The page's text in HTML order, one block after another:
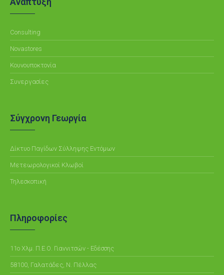
Consulting
Novastores
Κουνουποκτονία
Συνεργασίες
Σύγχρονη Γεωργία
Δίκτυο Παγίδων Σύλληψης Εντόμων
Μετεωρολογικοί Κλωβοί
Τηλεσκοπική
Πληροφορίες
11ο Χλμ. Π.Ε.Ο. Γιαννιτσών - Εδέσσης
58100, Γαλατάδες, Ν. Πέλλας